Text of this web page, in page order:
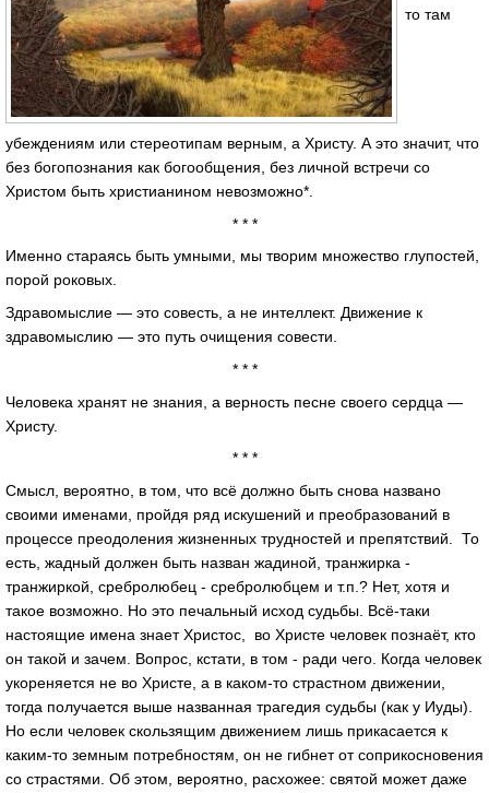
то там
убеждениям или стереотипам верным, а Христу. А это значит, что
без богопознания как богообщения, без личной встречи со
Христом быть христианином невозможно*.
* * *
Именно стараясь быть умными, мы творим множество глупостей,
порой роковых.
Здравомыслие — это совесть, а не интеллект. Движение к
здравомыслию — это путь очищения совести.
* * *
Человека хранят не знания, а верность песне своего сердца —
Христу.
* * *
Смысл, вероятно, в том, что всё должно быть снова названо
своими именами, пройдя ряд искушений и преобразований в
процессе преодоления жизненных трудностей и препятствий. То
есть, жадный должен быть назван жадиной, транжирка -
транжиркой, сребролюбец - сребролюбцем и т.п.? Нет, хотя и
такое возможно. Но это печальный исход судьбы. Всё-таки
настоящие имена знает Христос, во Христе человек познаёт, кто
он такой и зачем. Вопрос, кстати, в том - ради чего. Когда человек
укореняется не во Христе, а в каком-то страстном движении,
тогда получается выше названная трагедия судьбы (как у Иуды).
Но если человек скользящим движением лишь прикасается к
каким-то земным потребностям, он не гибнет от соприкосновения
со страстями. Об этом, вероятно, расхожее: святой может даже